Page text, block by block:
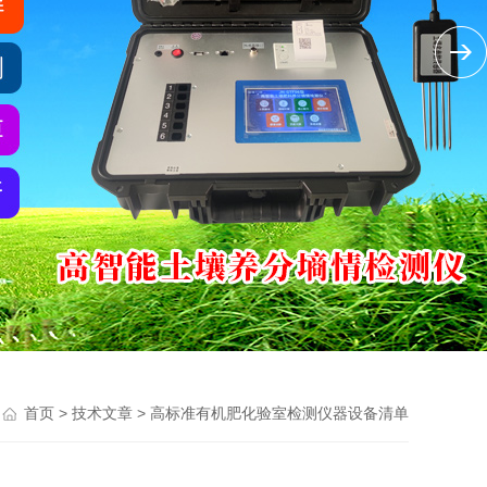
首页 > 技术文章 > 高标准有机肥化验室检测仪器设备清单